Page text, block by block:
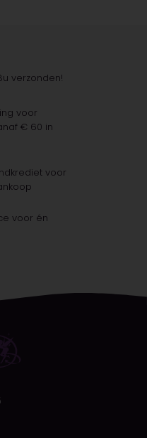
verzonden!
voor
€ 60 in
voor
voor én